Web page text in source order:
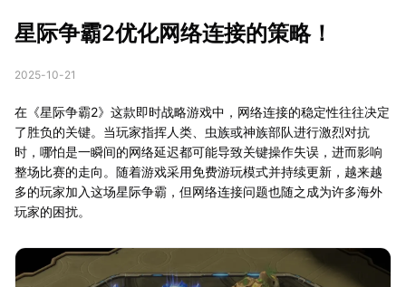
星际争霸2优化网络连接的策略！
2025-10-21
在《星际争霸2》这款即时战略游戏中，网络连接的稳定性往往决定
了胜负的关键。当玩家指挥人类、虫族或神族部队进行激烈对抗
时，哪怕是一瞬间的网络延迟都可能导致关键操作失误，进而影响
整场比赛的走向。随着游戏采用免费游玩模式并持续更新，越来越
多的玩家加入这场星际争霸，但网络连接问题也随之成为许多海外
玩家的困扰。